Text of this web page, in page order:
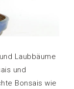
Laubbäume
und
Bonsais wie